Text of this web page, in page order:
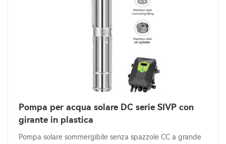
Pompa per acqua solare DC serie SIVP con
girante in plastica
Pompa solare sommergibile senza spazzole CC a grande